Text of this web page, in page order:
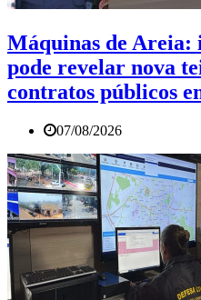
Máquinas de Areia:
pode revelar nova
contratos públicos
07/08/2026